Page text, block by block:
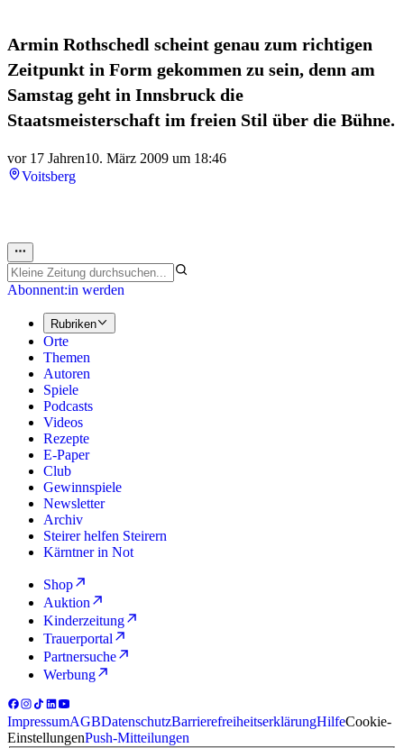
Armin Rothschedl scheint genau zum richtigen
Zeitpunkt in Form gekommen zu sein, denn am
Samstag geht in Innsbruck die
Staatsmeisterschaft im freien Stil über die Bühne.
vor 17 Jahren10. März 2009 um 18:46
Voitsberg
Abonnent:in werden
Rubriken
Orte
Themen
Autoren
Spiele
Podcasts
Videos
Rezepte
E-Paper
Club
Gewinnspiele
Newsletter
Archiv
Steirer helfen Steirern
Kärntner in Not
Shop
Auktion
Kinderzeitung
Trauerportal
Partnersuche
Werbung
ImpressumAGBDatenschutzBarrierefreiheitserklärungHilfeCookie-
EinstellungenPush-Mitteilungen